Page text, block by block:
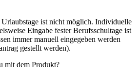
Urlaubstage ist nicht möglich. Individuelle
Eingabe fester Berufsschultage ist
immer manuell eingegeben werden
gestellt werden).
mit dem Produkt?